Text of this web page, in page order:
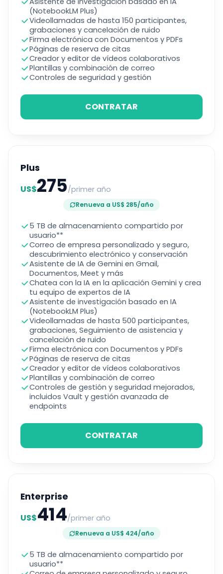
(NotebookLM Plus)
Videollamadas de hasta 150 participantes,
grabaciones y cancelación de ruido
Firma electrónica con Documentos y PDFs
Páginas de reserva de citas
Creador y editor de vídeos colaborativos
Plantillas y combinación de correo
Controles de seguridad y gestión
CONTRATAR
Plus
US$275/primer año
Renueva a US$ 285/año
5 TB de almacenamiento compartido por
usuario**
Correo de empresa personalizado y seguro,
descubrimiento electrónico y conservación
Asistente de IA de Gemini en Gmail,
Documentos, Meet y más
Chatea con la IA en la aplicación Gemini y crea
tu equipo de expertos de IA
Asistente de investigación basado en IA
(NotebookLM Plus)
Videollamadas de hasta 500 participantes,
grabaciones, Seguimiento de asistencia y
cancelación de ruido
Firma electrónica con Documentos y PDFs
Páginas de reserva de citas
Creador y editor de vídeos colaborativos
Plantillas y combinación de correo
Controles de gestión y seguridad mejorados,
incluidos Vault y gestión avanzada de
endpoints
CONTRATAR
Enterprise
US$414/primer año
Renueva a US$ 424/año
5 TB de almacenamiento compartido por
usuario**